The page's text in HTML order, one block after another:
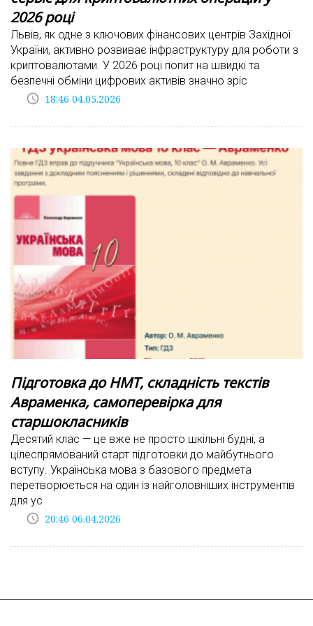
2026 році
Львів, як одне з ключових фінансових центрів Західної
України, активно розвиває інфраструктуру для роботи з
криптовалютами. У 2026 році попит на швидкі та
безпечні обміни цифрових активів значно зріс
access_time 18:46 04.05.2026
Підготовка до НМТ, складність текстів
Авраменка, самоперевірка для
старшокласників
Десятий клас — це вже не просто шкільні будні, а
цілеспрямований старт підготовки до майбутнього
вступу. Українська мова з базового предмета
перетворюється на один із найголовніших інструментів
для ус
access_time 20:46 06.04.2026